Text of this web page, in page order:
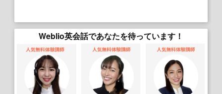
Weblio英会話であなたを待っています！